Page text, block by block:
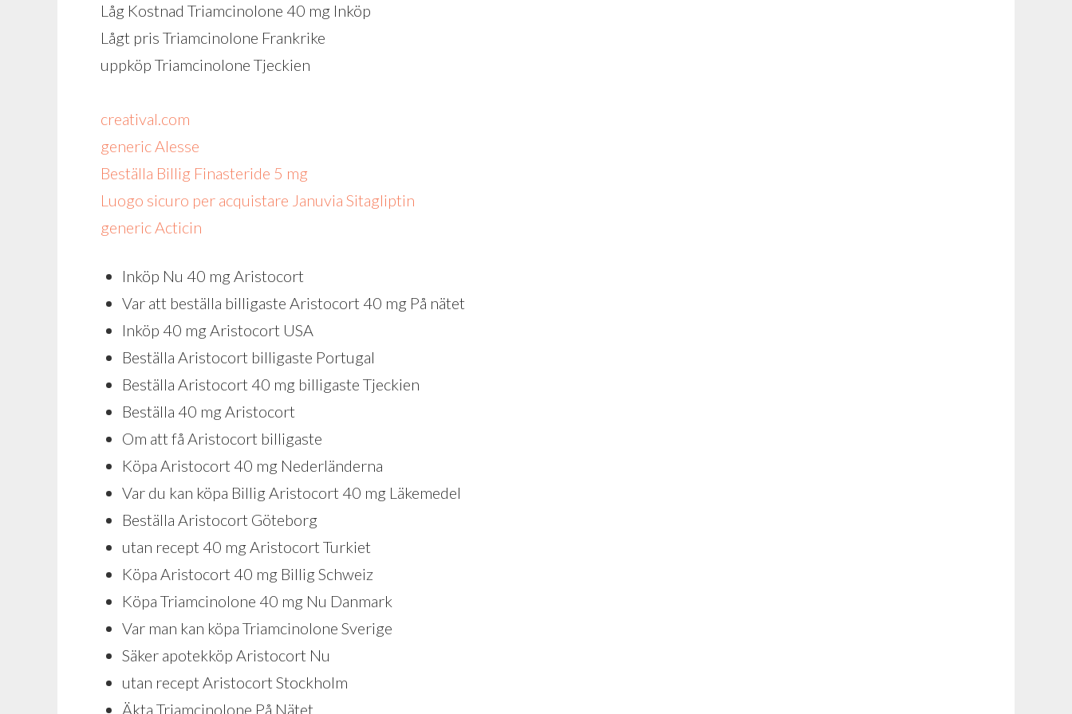
Låg Kostnad Triamcinolone 40 mg Inköp
Lågt pris Triamcinolone Frankrike
uppköp Triamcinolone Tjeckien
creatival.com
generic Alesse
Beställa Billig Finasteride 5 mg
Luogo sicuro per acquistare Januvia Sitagliptin
generic Acticin
Inköp Nu 40 mg Aristocort
Var att beställa billigaste Aristocort 40 mg På nätet
Inköp 40 mg Aristocort USA
Beställa Aristocort billigaste Portugal
Beställa Aristocort 40 mg billigaste Tjeckien
Beställa 40 mg Aristocort
Om att få Aristocort billigaste
Köpa Aristocort 40 mg Nederländerna
Var du kan köpa Billig Aristocort 40 mg Läkemedel
Beställa Aristocort Göteborg
utan recept 40 mg Aristocort Turkiet
Köpa Aristocort 40 mg Billig Schweiz
Köpa Triamcinolone 40 mg Nu Danmark
Var man kan köpa Triamcinolone Sverige
Säker apotekköp Aristocort Nu
utan recept Aristocort Stockholm
Äkta Triamcinolone På Nätet